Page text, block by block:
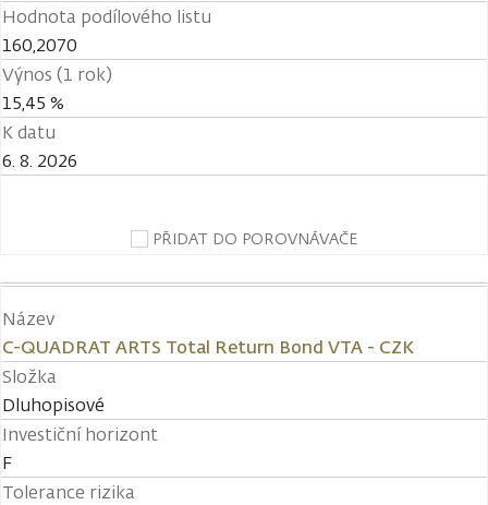
Hodnota podílového listu
160,2070
Výnos (1 rok)
15,45 %
K datu
6. 8. 2026
PŘIDAT DO POROVNÁVAČE
Název
C-QUADRAT ARTS Total Return Bond VTA - CZK
Složka
Dluhopisové
Investiční horizont
F
Tolerance rizika